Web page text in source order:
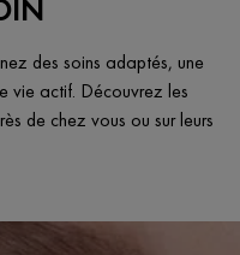
des soins adaptés, une
vie actif. Découvrez les
de chez vous ou sur leurs